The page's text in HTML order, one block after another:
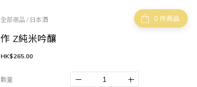
件商品
全部商品 / 日本酒
作 Z純米吟釀
HK$265.00
數量